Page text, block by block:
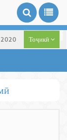
2020 Тоҷикӣ